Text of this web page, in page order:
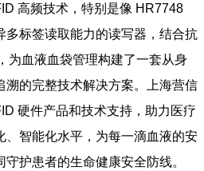
高频技术，特别是像 HR7748
多标签读取能力的读写器，结合抗
为血液血袋管理构建了一套从身
溯的完整技术解决方案。上海营信
硬件产品和技术支持，助力医疗
、智能化水平，为每一滴血液的安
护患者的生命健康安全防线。